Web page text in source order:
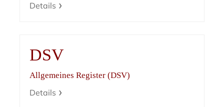
Details
DSV
Allgemeines Register (DSV)
Details